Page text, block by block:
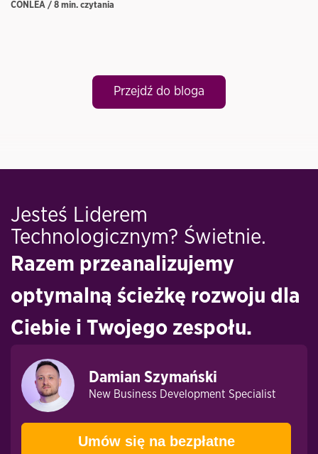
CONLEA / 8 min. czytania
Przejdź do bloga
Jesteś Liderem
Technologicznym? Świetnie.
Razem przeanalizujemy
optymalną ścieżkę rozwoju dla
Ciebie i Twojego zespołu.
Damian Szymański
New Business Development Specialist
Umów się na bezpłatne